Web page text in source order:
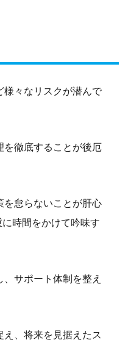
様々なリスクが潜んで
を徹底することが後厄
を怠らないことが肝心
時間をかけて吟味す
サポート体制を整え
、将来を見据えたス